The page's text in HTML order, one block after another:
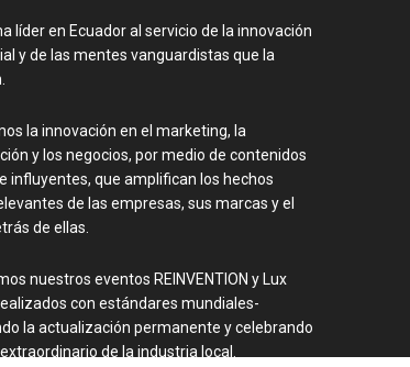
líder en Ecuador al servicio de la innovación
y de las mentes vanguardistas que la
la innovación en el marketing, la
y los negocios, por medio de contenidos
influyentes, que amplifican los hechos
de las empresas, sus marcas y el
de ellas.
nuestros eventos REINVENTION y Lux
con estándares mundiales-
la actualización permanente y celebrando
de la industria local.